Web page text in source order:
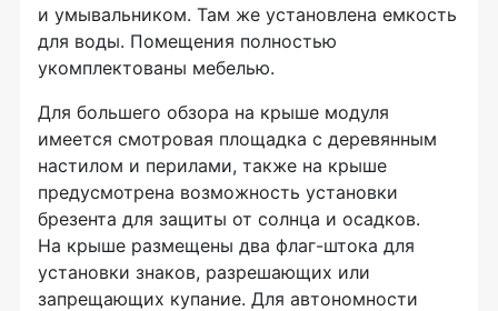
и умывальником. Там же установлена емкость
для воды. Помещения полностью
укомплектованы мебелью.
Для большего обзора на крыше модуля
имеется смотровая площадка с деревянным
настилом и перилами, также на крыше
предусмотрена возможность установки
брезента для защиты от солнца и осадков.
На крыше размещены два флаг-штока для
установки знаков, разрешающих или
запрещающих купание. Для автономности